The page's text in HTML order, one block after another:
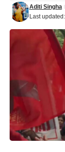
Last
Aditi Singha